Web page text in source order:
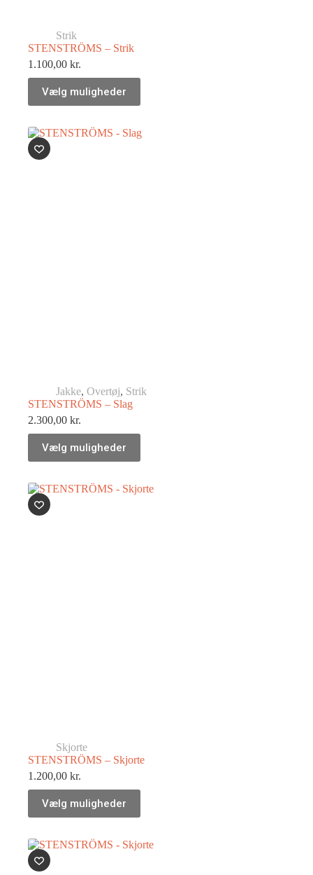
Strik
STENSTRÖMS – Strik
1.100,00 kr.
Vælg muligheder
Jakke, Overtøj, Strik
STENSTRÖMS – Slag
2.300,00 kr.
Vælg muligheder
Skjorte
STENSTRÖMS – Skjorte
1.200,00 kr.
Vælg muligheder